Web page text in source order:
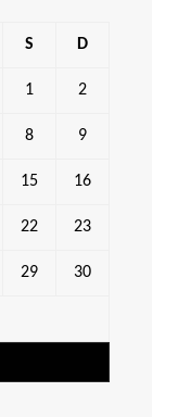
S D
1 2
8 9
15 16
22 23
29 30